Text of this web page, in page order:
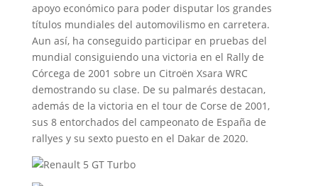
apoyo económico para poder disputar los grandes
títulos mundiales del automovilismo en carretera.
Aun así, ha conseguido participar en pruebas del
mundial consiguiendo una victoria en el Rally de
Córcega de 2001 sobre un Citroën Xsara WRC
demostrando su clase. De su palmarés destacan,
además de la victoria en el tour de Corse de 2001,
sus 8 entorchados del campeonato de España de
rallyes y su sexto puesto en el Dakar de 2020.